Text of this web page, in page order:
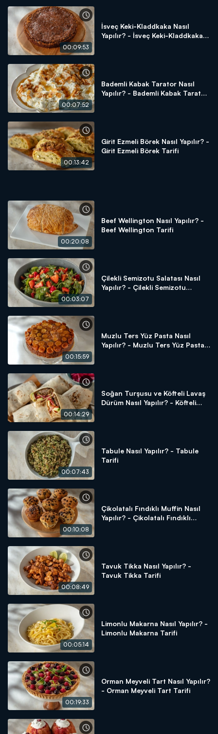
00:09:53
İsveç Keki-Kladdkaka Nasıl
Yapılır? - İsveç Keki-Kladdkaka
00:07:52
Bademli Kabak Tarator Nasıl
Yapılır? - Bademli Kabak Tarator
00:13:42
Girit Ezmeli Börek Nasıl Yapılır? -
Girit Ezmeli Börek Tarifi
00:20:08
Beef Wellington Nasıl Yapılır? -
Beef Wellington Tarifi
00:03:07
Çilekli Semizotu Salatası Nasıl
Yapılır? - Çilekli Semizotu
00:15:59
Muzlu Ters Yüz Pasta Nasıl
Yapılır? - Muzlu Ters Yüz Pasta
00:14:29
Soğan Turşusu ve Köfteli Lavaş
Dürüm Nasıl Yapılır? - Köfteli
00:07:43
Tabule Nasıl Yapılır? - Tabule
Tarifi
00:10:08
Çikolatalı Fındıklı Muffin Nasıl
Yapılır? - Çikolatalı Fındıklı
00:08:49
Tavuk Tikka Nasıl Yapılır? -
Tavuk Tikka Tarifi
00:05:14
Limonlu Makarna Nasıl Yapılır? -
Limonlu Makarna Tarifi
00:19:33
Orman Meyveli Tart Nasıl Yapılır?
- Orman Meyveli Tart Tarifi